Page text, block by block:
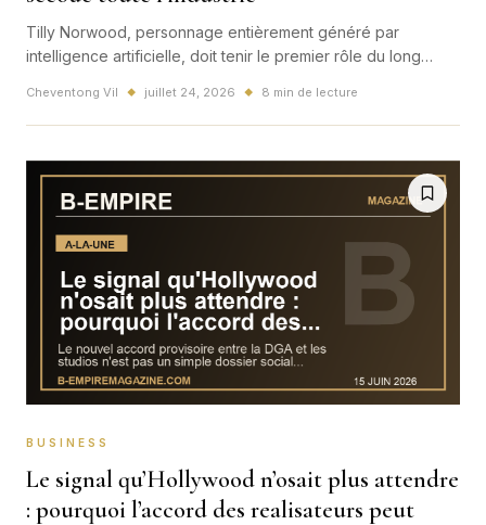
Tilly Norwood, personnage entièrement généré par
intelligence artificielle, doit tenir le premier rôle du long
explosive à Hollywood : une création numérique peut-elle
vraiment être une actrice ?
Cheventong Vil ◆ juillet 24, 2026 ◆ 8 min de lecture
BUSINESS
Le signal qu’Hollywood n’osait plus attendre
: pourquoi l’accord des realisateurs peut